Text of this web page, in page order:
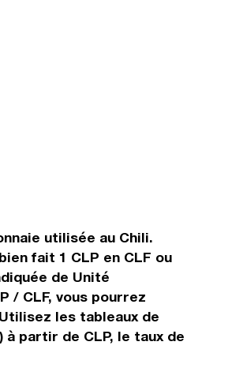
utilisée au Chili.
fait 1 CLP en CLF ou
de Unité
/ CLF, vous pourrez
les tableaux de
partir de CLP, le taux de